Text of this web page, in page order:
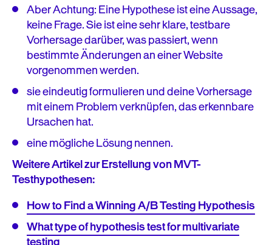
Aber Achtung: Eine Hypothese ist eine Aussage,
keine Frage. Sie ist eine sehr klare, testbare
Vorhersage darüber, was passiert, wenn
bestimmte Änderungen an einer Website
vorgenommen werden.
sie eindeutig formulieren und deine Vorhersage
mit einem Problem verknüpfen, das erkennbare
Ursachen hat.
eine mögliche Lösung nennen.
Weitere Artikel zur Erstellung von MVT-
Testhypothesen:
How to Find a Winning A/B Testing Hypothesis
What type of hypothesis test for multivariate